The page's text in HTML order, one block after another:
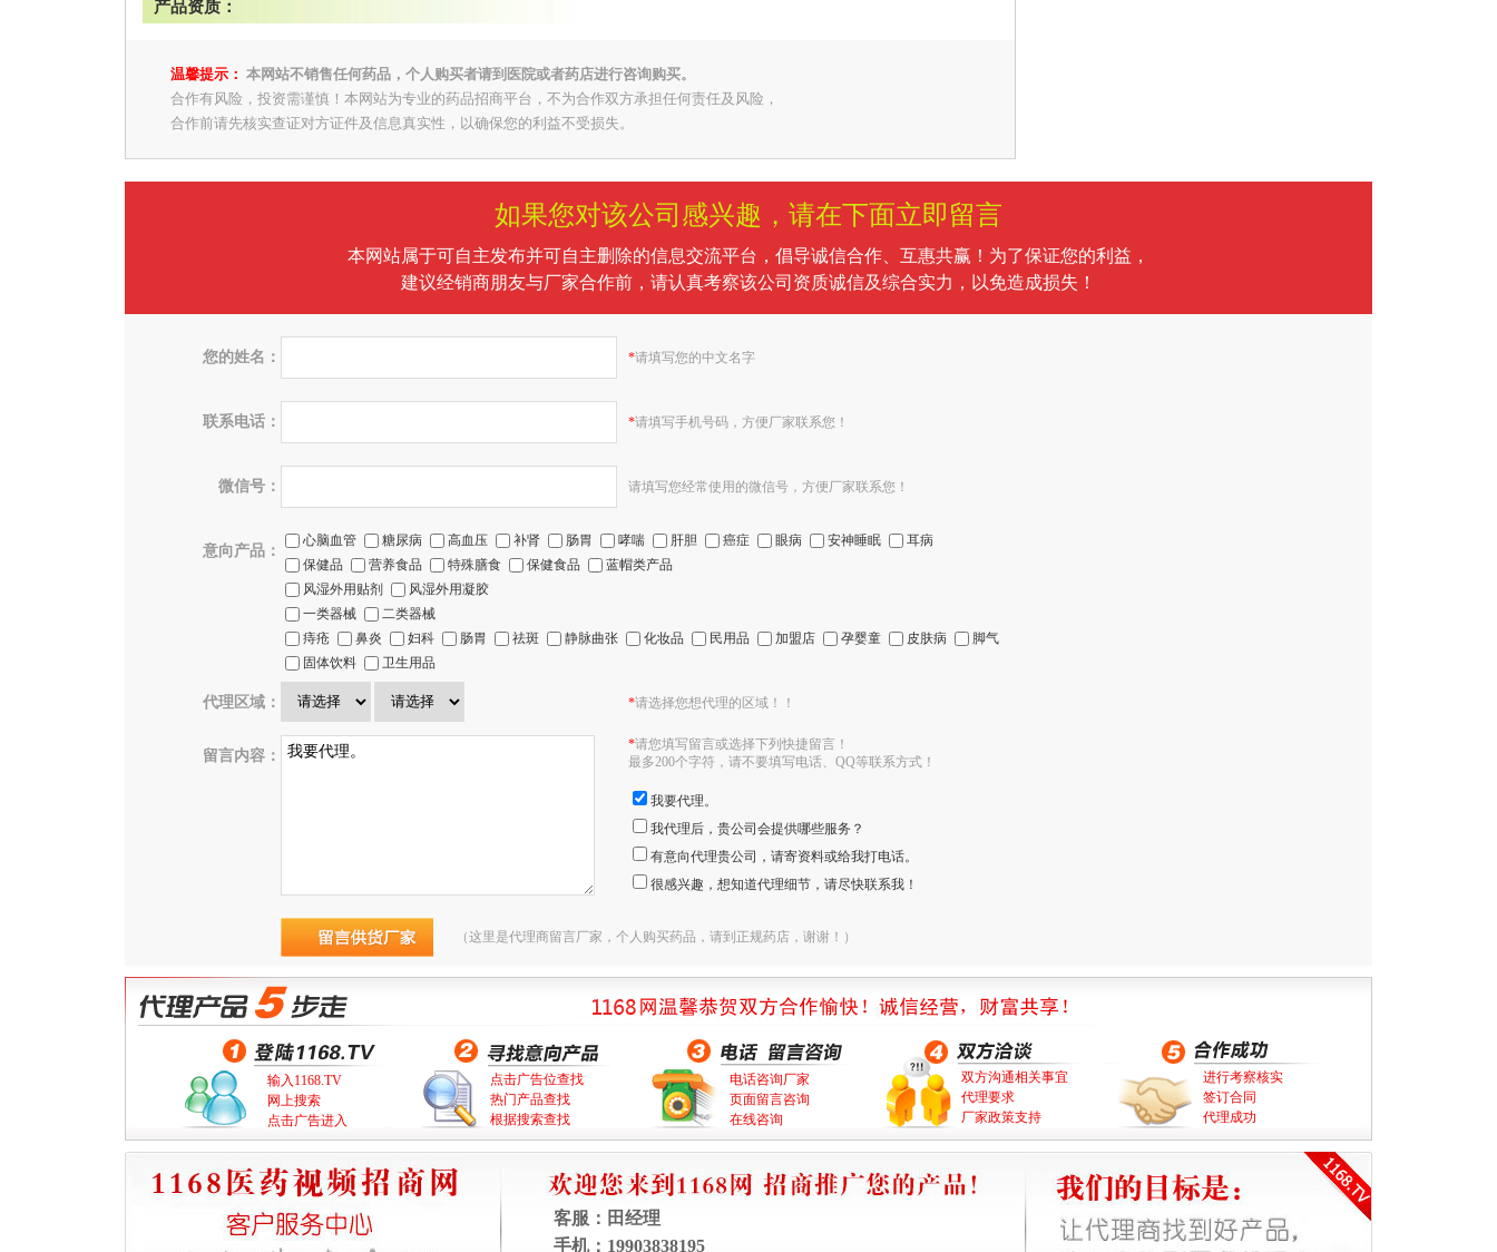
产品资质：
温馨提示： 本网站不销售任何药品，个人购买者请到医院或者药店进行咨询购买。
合作有风险，投资需谨慎！本网站为专业的药品招商平台，不为合作双方承担任何责任及风险，
合作前请先核实查证对方证件及信息真实性，以确保您的利益不受损失。
如果您对该公司感兴趣，请在下面立即留言
本网站属于可自主发布并可自主删除的信息交流平台，倡导诚信合作、互惠共赢！为了保证您的利益，
建议经销商朋友与厂家合作前，请认真考察该公司资质诚信及综合实力，以免造成损失！
您的姓名： *请填写您的中文名字
联系电话： *请填写手机号码，方便厂家联系您！
微信号： 请填写您经常使用的微信号，方便厂家联系您！
意向产品：
心脑血管 糖尿病 高血压 补肾 肠胃 哮喘 肝胆 癌症 眼病 安神睡眠
耳病
保健品
营养食品 特殊膳食 保健食品
蓝帽类产品
风湿外用贴剂
风湿外用凝胶
一类器械
二类器械
痔疮
鼻炎 妇科 肠胃 祛斑 静脉曲张 化妆品 民用品 加盟店 孕婴童 皮肤病
脚气
固体饮料
卫生用品
代理区域： *请选择您想代理的区域！！
留言内容：
*请您填写留言或选择下列快捷留言！
最多200个字符，请不要填写电话、QQ等联系方式！
我要代理。
我代理后，贵公司会提供哪些服务？
有意向代理贵公司，请寄资料或给我打电话。
很感兴趣，想知道代理细节，请尽快联系我！
（这里是代理商留言厂家，个人购买药品，请到正规药店，谢谢！）
输入1168.TV
网上搜索
点击广告进入
点击广告位查找
热门产品查找
根据搜索查找
电话咨询厂家
页面留言咨询
在线咨询
双方沟通相关事宜
代理要求
厂家政策支持
进行考察核实
签订合同
代理成功
客服： 田经理
手机： 19903838195